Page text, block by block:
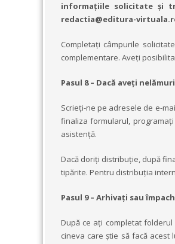
informaţiile solicitate și
redactia@editura-
Completați câmpurile
complementare. Aveți
Pasul 8 – Dacă aveți
Scrieți-ne pe adresele de e-
finaliza formularul,
asistență.
Dacă doriţi distribuţie, după
tipărite. Pentru distribuţia
Pasul 9 – Arhivați sau
După ce ați completat
cineva care știe să facă